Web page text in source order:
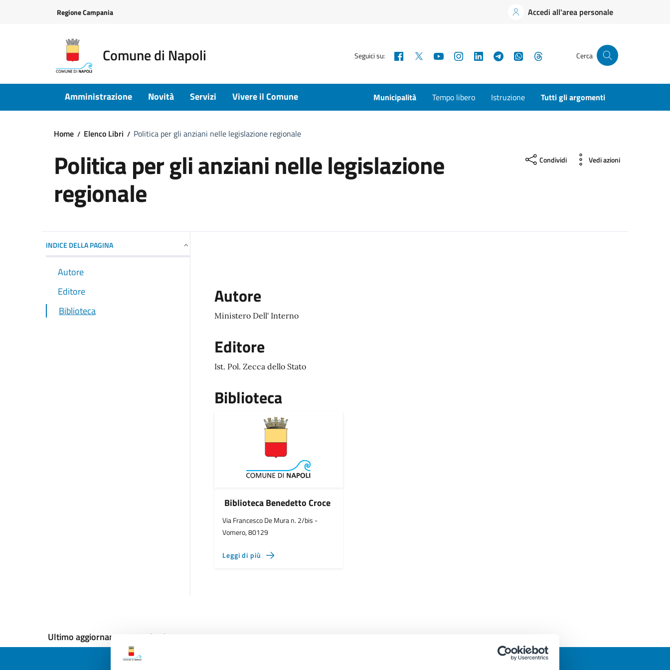
Regione Campania Accedi all'area personale
Comune di Napoli Seguici su: Facebook YouTubeInstagramLinkedInTelegramWhatsApp Cerca
Amministrazione Novità Servizi Vivere il Comune Municipalità Tempo libero Istruzione Tutti gli argomenti
Home Elenco Libri Politica per gli anziani nelle legislazione regionale
Politica per gli anziani nelle legislazione
regionale
Condividi Vedi azioni
INDICE DELLA PAGINA
Autore
Editore
Biblioteca
Autore
Ministero Dell' Interno
Editore
Ist. Pol. Zecca dello Stato
Biblioteca
Biblioteca Benedetto Croce
Via Francesco De Mura n. 2/bis -
Vomero, 80129
Leggi di più
Ultimo aggiornamento: 13/12/2024, 09:28